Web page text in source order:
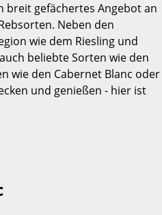
breit gefächertes Angebot an
Neben den
wie dem Riesling und
beliebte Sorten wie den
wie den Cabernet Blanc oder
und genießen - hier ist